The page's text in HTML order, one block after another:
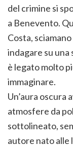
del crimine si
a Benevento.
Costa,
indagare su una
è legato molto
immaginare.
Un’aura oscura
atmosfere da
sottolineato,
autore nato alle